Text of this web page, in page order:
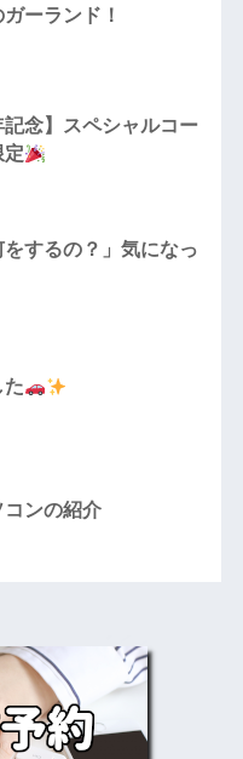
ーランド！
記念】スペシャルコー
をするの？」気になっ
た
ンの紹介